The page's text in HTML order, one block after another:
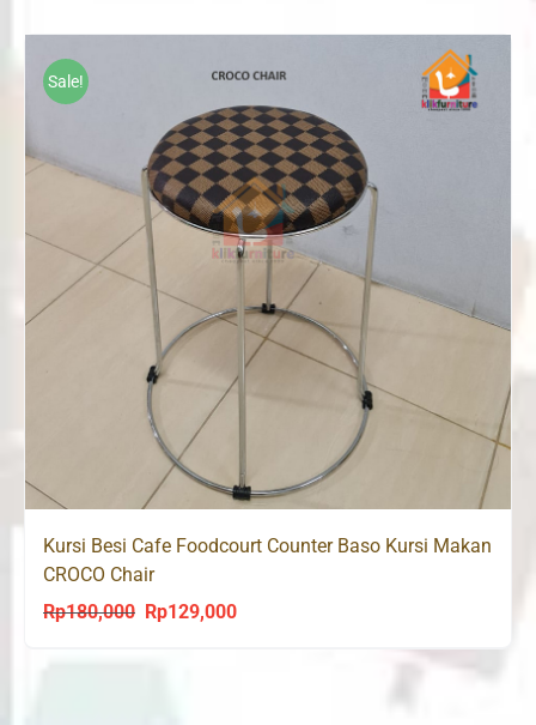
Sale!
Kursi Besi Cafe Foodcourt Counter Baso Kursi Makan
CROCO Chair
Rp180,000
Original
Rp129,000Current